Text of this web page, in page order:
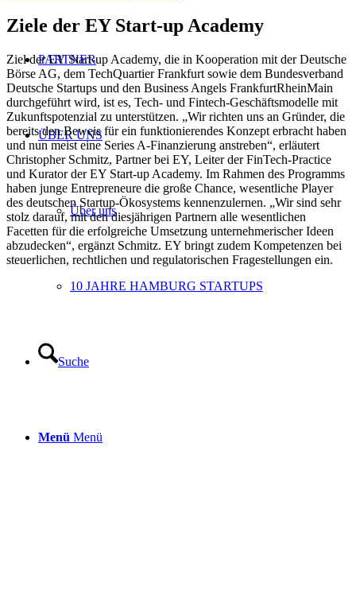
PARTNER
ÜBER UNS
Über uns
10 JAHRE HAMBURG STARTUPS
Suche
Menü Menü
Ziele der EY Start-up Academy
Ziel der EY Start-up Academy, die in Kooperation mit der Deutsche
Börse AG, dem TechQuartier Frankfurt sowie dem Bundesverband
Deutsche Startups und den Business Angels FrankfurtRheinMain
durchgeführt wird, ist es, Tech- und Fintech-Geschäftsmodelle mit
Zukunftspotenzial zu unterstützen. „Wir richten uns an Gründer, die
bereits den Beweis für ein funktionierendes Konzept erbracht haben
und nun meist eine Series A-Finanzierung anstreben“, erläutert
Christopher Schmitz, Partner bei EY, Leiter der FinTech-Practice
und Kurator der EY Start-up Academy. Im Rahmen des Programms
haben junge Entrepreneure die große Chance, wesentliche Player
des deutschen Startup-Ökosystems kennenzulernen. „Wir sind sehr
stolz darauf, mit den diesjährigen Partnern alle wesentlichen
Facetten für die erfolgreiche Umsetzung unternehmerischer Ideen
abzudecken“, ergänzt Schmitz. EY bringt zudem Kompetenzen bei
steuerlichen, rechtlichen und regulatorischen Fragestellungen ein.